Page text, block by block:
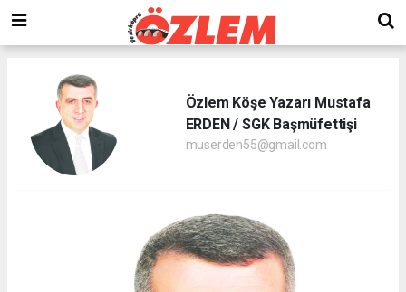
Özlem Köşe Yazarı Mustafa
ERDEN / SGK Başmüfettişi
muserden55@gmail.com